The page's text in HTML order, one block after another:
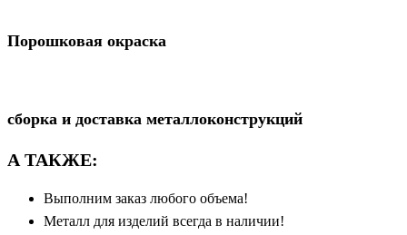
Порошковая окраска
сборка и доставка металлоконструкций
А ТАКЖЕ:
Выполним заказ любого объема!
Металл для изделий всегда в наличии!